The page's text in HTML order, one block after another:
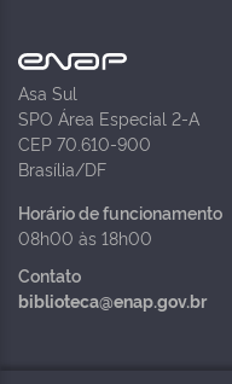
Asa Sul
SPO Área Especial 2-A
CEP 70.610-900
Brasília/DF
Horário de funcionamento
08h00 às 18h00
Contato
biblioteca@enap.gov.br